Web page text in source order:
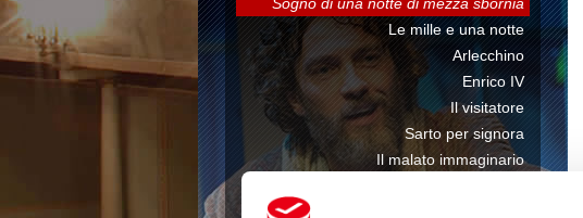
Le mille e una notte
Arlecchino
Enrico IV
Il visitatore
Sarto per signora
Il malato immaginario